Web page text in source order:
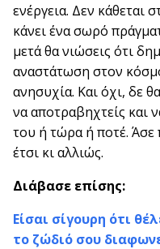
ενέργεια. Δεν κάθεται
κάνει ένα σωρό
μετά θα νιώσεις ότι
αναστάτωση στον
ανησυχία. Και όχι, δε
να αποτραβηχτείς και
του ή τώρα ή ποτέ. Άσε
έτσι κι αλλιώς.
Διάβασε επίσης:
Είσαι σίγουρη ότι
το ζώδιό σου